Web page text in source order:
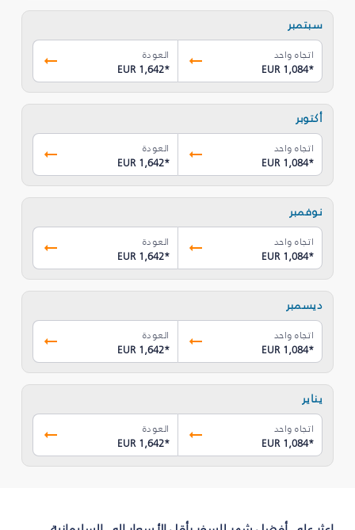
سبتمبر
اتجاه واحد
EUR 1,084*
العودة
EUR 1,642*
أكتوبر
اتجاه واحد
EUR 1,084*
العودة
EUR 1,642*
نوفمبر
اتجاه واحد
EUR 1,084*
العودة
EUR 1,642*
ديسمبر
اتجاه واحد
EUR 1,084*
العودة
EUR 1,642*
يناير
اتجاه واحد
EUR 1,084*
العودة
EUR 1,642*